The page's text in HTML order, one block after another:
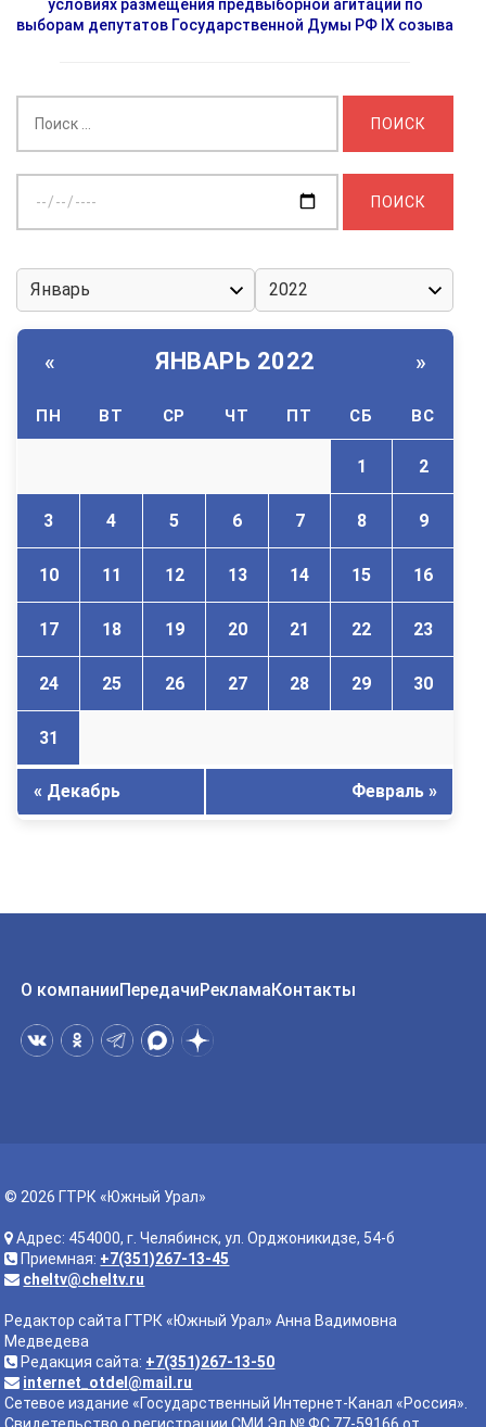
условиях размещения предвыборной агитации по
выборам депутатов Государственной Думы РФ IX созыва
дату:
« ЯНВАРЬ 2022 »
ПН ВТ СР ЧТ ПТ СБ ВС
1 2
3 4 5 6 7 8 9
10 11 12 13 14 15 16
17 18 19 20 21 22 23
24 25 26 27 28 29 30
31
« Декабрь Февраль »
О компанииПередачиРекламаКонтакты
© 2026 ГТРК «Южный Урал»
Адрес: 454000, г. Челябинск, ул. Орджоникидзе, 54-б
Приемная: +7(351)267-13-45
cheltv@cheltv.ru
Редактор сайта ГТРК «Южный Урал» Анна Вадимовна
Медведева
Редакция сайта: +7(351)267-13-50
internet_otdel@mail.ru
Сетевое издание «Государственный Интернет-Канал «Россия».
Свидетельство о регистрации СМИ Эл № ФС 77-59166 от